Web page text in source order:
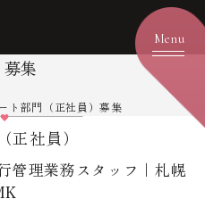
集
ト部門（正社員）募集
正社員）
管理業務スタッフ｜札幌